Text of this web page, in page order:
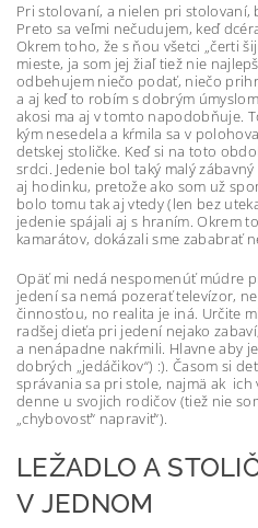
Pri stolovaní, a nielen pri stolovaní,
Preto sa veľmi nečudujem, keď
Okrem toho, že s ňou všetci „čerti
mieste, ja som jej žiaľ tiež nie
odbehujem niečo podať, niečo
a aj keď to robím s dobrým
akosi ma aj v tomto napodobňuje.
kým nesedela a kŕmila sa v
detskej stoličke. Keď si na toto
srdci. Jedenie bol taký malý
aj hodinku, pretože ako som už
bolo tomu tak aj vtedy (len bez
jedenie spájali aj s hraním. Okrem
kamarátov, dokázali sme zababrať
Opäť mi nedá nespomenúť múdre
jedení sa nemá pozerať televízor,
činnosťou, no realita je iná. Určite
radšej dieťa pri jedení nejako
a nenápadne nakŕmili. Hlavne aby
dobrých „jedáčikov“) :). Časom si
správania sa pri stole, najmä ak
denne u svojich rodičov (tiež nie
„chybovosť“ napraviť“).
LEŽADLO A
V JEDNOM